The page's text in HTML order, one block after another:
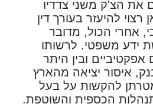
הצ'ק משני צדדיו
להיעזר בעורך דין
אחרי הכול, מדובר
משפטי. לרשותו
ובין היתר
איסור יציאה מהארץ
להקשות על בעל
הכספית והשוטפת.